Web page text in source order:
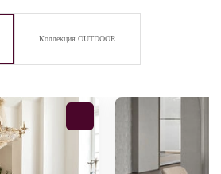
Коллекция OUTDOOR